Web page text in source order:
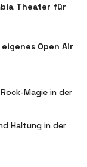
Theater für
Open Air
Magie in der
Haltung in der